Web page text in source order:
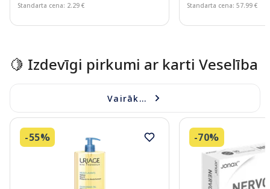
Standarta cena: 2.29 € Standarta cena: 57.99 €
🍋 Izdevīgi pirkumi ar karti Veselība
Vairāk...
-55% -70%